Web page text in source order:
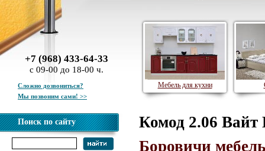
+7 (968) 433-64-33
с 09-00 до 18-00 ч.
Сложно дозвониться?
Мы позвоним сами! >>
Поиск по сайту
Мебель для кухни
Комод 2.06
Боровичи мебель